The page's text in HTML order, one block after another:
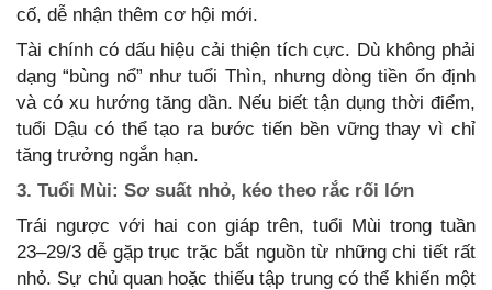
cố, dễ nhận thêm cơ hội mới.
Tài chính có dấu hiệu cải thiện tích cực. Dù không phải
dạng “bùng nổ” như tuổi Thìn, nhưng dòng tiền ổn định
và có xu hướng tăng dần. Nếu biết tận dụng thời điểm,
tuổi Dậu có thể tạo ra bước tiến bền vững thay vì chỉ
tăng trưởng ngắn hạn.
3. Tuổi Mùi: Sơ suất nhỏ, kéo theo rắc rối lớn
Trái ngược với hai con giáp trên, tuổi Mùi trong tuần
23–29/3 dễ gặp trục trặc bắt nguồn từ những chi tiết rất
nhỏ. Sự chủ quan hoặc thiếu tập trung có thể khiến một